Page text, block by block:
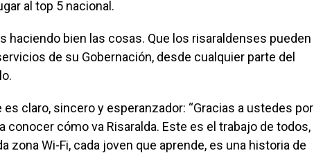
al top 5 nacional.
haciendo bien las cosas. Que los risaraldenses pueden
de su Gobernación, desde cualquier parte del
claro, sincero y esperanzador: “Gracias a ustedes por
cómo va Risaralda. Este es el trabajo de todos,
zona Wi-Fi, cada joven que aprende, es una historia de